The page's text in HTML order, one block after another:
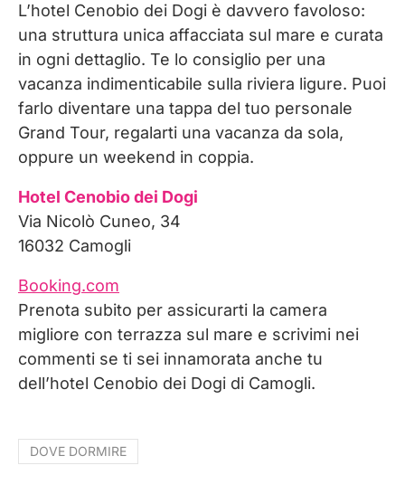
L’hotel Cenobio dei Dogi è davvero favoloso:
una struttura unica affacciata sul mare e curata
in ogni dettaglio. Te lo consiglio per una
vacanza indimenticabile sulla riviera ligure. Puoi
farlo diventare una tappa del tuo personale
Grand Tour, regalarti una vacanza da sola,
oppure un weekend in coppia.
Hotel Cenobio dei Dogi
Via Nicolò Cuneo, 34
16032 Camogli
Booking.com
Prenota subito per assicurarti la camera
migliore con terrazza sul mare e scrivimi nei
commenti se ti sei innamorata anche tu
dell’hotel Cenobio dei Dogi di Camogli.
DOVE DORMIRE